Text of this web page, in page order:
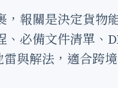
，報關是決定貨物
、必備文件清單、
與解法，適合跨